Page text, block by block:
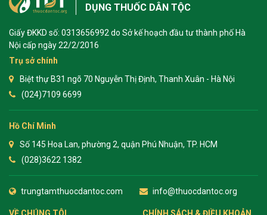
DỤNG THUỐC DÂN TỘC
Giấy ĐKKD số: 0313656992 do Sở kế hoạch đầu tư thành phố Hà
Nội cấp ngày 22/2/2016
Trụ sở chính
Biệt thự B31 ngõ 70 Nguyễn Thị Định, Thanh Xuân - Hà Nội
(024)7109 6699
Hồ Chí Minh
Số 145 Hoa Lan, phường 2, quận Phú Nhuận, TP. HCM
(028)3622 1382
trungtamthuocdantoc.com info@thuocdantoc.org